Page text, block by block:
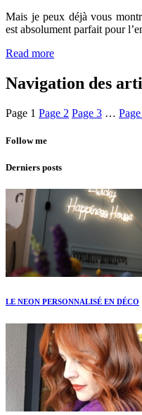
Mais je peux déjà vous
est absolument parfait pour
Read more
Navigation des
Page 1 Page 2 Page 3 … Page
Follow me
Derniers posts
LE NEON PERSONNALISÉ EN DÉCO